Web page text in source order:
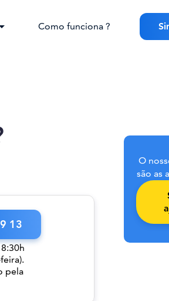
Como funciona ?
13
pela
O
são as